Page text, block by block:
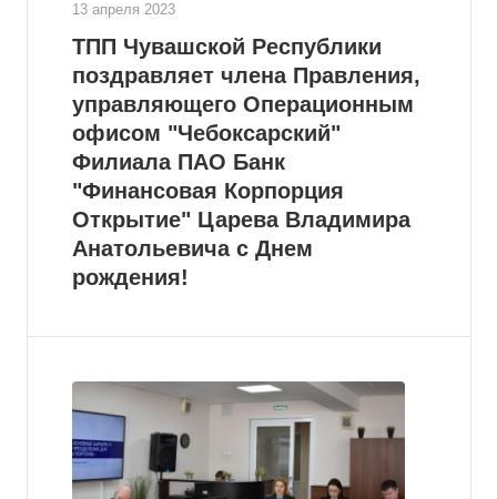
13 апреля 2023
ТПП Чувашской Республики
поздравляет члена Правления,
управляющего Операционным
офисом "Чебоксарский"
Филиала ПАО Банк
"Финансовая Корпорция
Открытие" Царева Владимира
Анатольевича с Днем
рождения!